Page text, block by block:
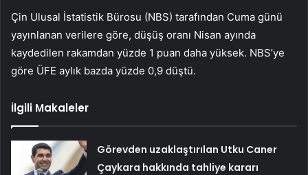
Çin Ulusal İstatistik Bürosu (NBS) tarafından Cuma günü
yayınlanan verilere göre, düşüş oranı Nisan ayında
kaydedilen rakamdan yüzde 1 puan daha yüksek. NBS’ye
göre ÜFE aylık bazda yüzde 0,9 düştü.
İlgili Makaleler
Görevden uzaklaştırılan Utku Caner
Çaykara hakkında tahliye kararı